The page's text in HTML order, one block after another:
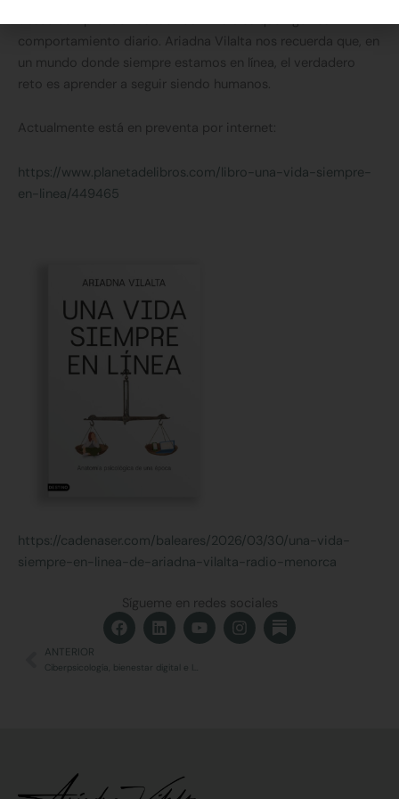
comportamiento diario. Ariadna Vilalta nos recuerda que, en
un mundo donde siempre estamos en línea, el verdadero
reto es aprender a seguir siendo humanos.
Actualmente está en preventa por internet:
https://www.planetadelibros.com/libro-una-vida-siempre-
en-linea/449465
https://cadenaser.com/baleares/2026/03/30/una-vida-
siempre-en-linea-de-ariadna-vilalta-radio-menorca
Sígueme en redes sociales
F
a
c
e
L
i
n
k
Y
o
u
I
n
s
AntANTERIOR